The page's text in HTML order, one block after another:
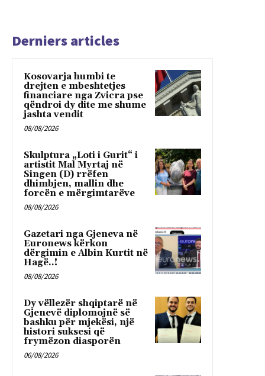
Derniers articles
Kosovarja humbi te
drejten e mbeshtetjes
financiare nga Zvicra pse
qëndroi dy dite me shume
jashta vendit
08/08/2026
Skulptura „Loti i Gurit“ i
artistit Mal Myrtaj në
Singen (D) rrëfen
dhimbjen, mallin dhe
forcën e mërgimtarëve
08/08/2026
Gazetari nga Gjeneva në
Euronews kërkon
dërgimin e Albin Kurtit në
Hagë..!
08/08/2026
Dy vëllezër shqiptarë në
Gjenevë diplomojnë së
bashku për mjekësi, një
histori suksesi që
frymëzon diasporën
06/08/2026